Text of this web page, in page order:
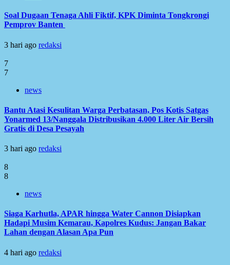
Soal Dugaan Tenaga Ahli Fiktif, KPK Diminta Tongkrongi
Pemprov Banten
3 hari ago redaksi
7
7
news
Bantu Atasi Kesulitan Warga Perbatasan, Pos Kotis Satgas
Yonarmed 13/Nanggala Distribusikan 4.000 Liter Air Bersih
Gratis di Desa Pesayah
3 hari ago redaksi
8
8
news
Siaga Karhutla, APAR hingga Water Cannon Disiapkan
Hadapi Musim Kemarau, Kapolres Kudus: Jangan Bakar
Lahan dengan Alasan Apa Pun
4 hari ago redaksi